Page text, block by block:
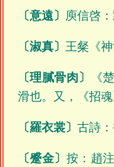
〔意遠〕 庾信啓：
〔淑真〕 王粲《
〔理膩骨肉〕
《
滑也。又，《招魂
〔羅衣裳〕 古詩：
〔蹙金〕 按：趙